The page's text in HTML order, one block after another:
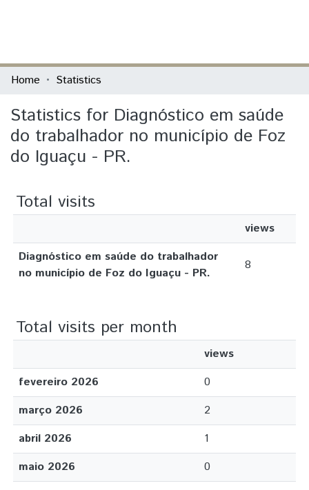
Communities & Collections
All of DSpace
Home Statistics
Statistics for Diagnóstico em saúde
do trabalhador no município de Foz
do Iguaçu - PR.
Total visits
views
Diagnóstico em saúde do trabalhador
no município de Foz do Iguaçu - PR.
8
Total visits per month
views
fevereiro 2026
0
março 2026
2
abril 2026
1
maio 2026
0